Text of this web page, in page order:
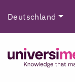
Deutschland